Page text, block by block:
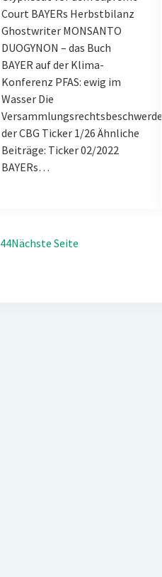
Court BAYERs Herbstbilanz
Ghostwriter MONSANTO
DUOGYNON – das Buch
BAYER auf der Klima-
Konferenz PFAS: ewig im
Wasser Die
Versammlungsrechtsbeschwerde
der CBG Ticker 1/26 Ähnliche
Beiträge: Ticker 02/2022
BAYERs…
44Nächste Seite